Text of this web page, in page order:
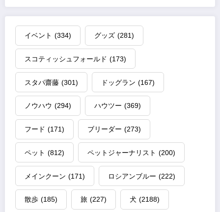
イベント (334) グッズ (281)
スコティッシュフォールド (173)
スタパ齋藤 (301) ドッグラン (167)
ノウハウ (294) ハウツー (369)
フード (171) ブリーダー (273)
ペット (812) ペットジャーナリスト (200)
メインクーン (171) ロシアンブルー (222)
散歩 (185) 旅 (227) 犬 (2188)